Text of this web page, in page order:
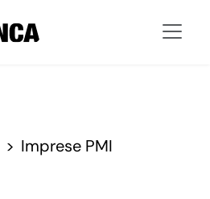
Imprese PMI